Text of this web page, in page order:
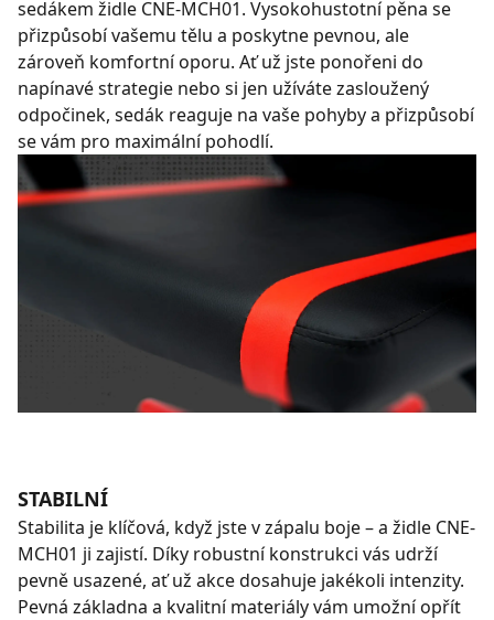
sedákem židle CNE-MCH01. Vysokohustotní pěna se
přizpůsobí vašemu tělu a poskytne pevnou, ale
zároveň komfortní oporu. Ať už jste ponořeni do
napínavé strategie nebo si jen užíváte zasloužený
odpočinek, sedák reaguje na vaše pohyby a přizpůsobí
se vám pro maximální pohodlí.
STABILNÍ
Stabilita je klíčová, když jste v zápalu boje – a židle CNE-
MCH01 ji zajistí. Díky robustní konstrukci vás udrží
pevně usazené, ať už akce dosahuje jakékoli intenzity.
Pevná základna a kvalitní materiály vám umožní opřít